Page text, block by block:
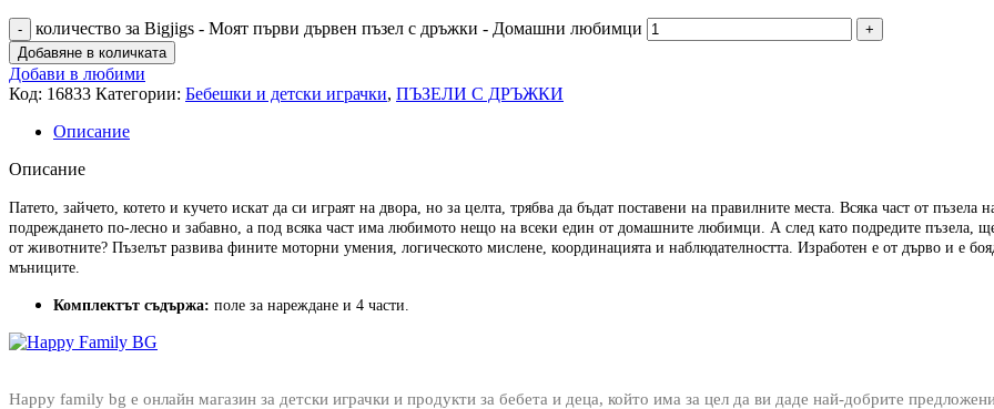
количество за Bigjigs - Моят първи дървен пъзел с дръжки - Домашни любимци
Добавяне в количката
Добави в любими
Код: 16833 Категории: Бебешки и детски играчки, ПЪЗЕЛИ С ДРЪЖКИ
Описание
Описание
Патето, зайчето, котето и кучето искат да си играят на двора, но за целта, трябва да бъдат поставени на правилните места. Всяка част от
подреждането по-лесно и забавно, а под всяка част има любимото нещо на всеки един от домашните любимци. А след като подредите пъзела,
от животните? Пъзелът развива фините моторни умения, логическото мислене, координацията и наблюдателността. Изработен е от дърво и е
мъниците.
Комплектът съдържа: поле за нареждане и 4 части.
Happy family bg е онлайн магазин за детски играчки и продукти за бебета и деца, който има за цел да ви даде най-добрите